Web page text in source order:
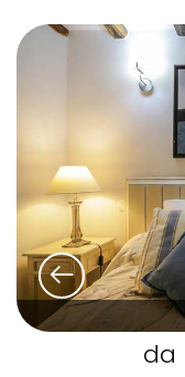
da